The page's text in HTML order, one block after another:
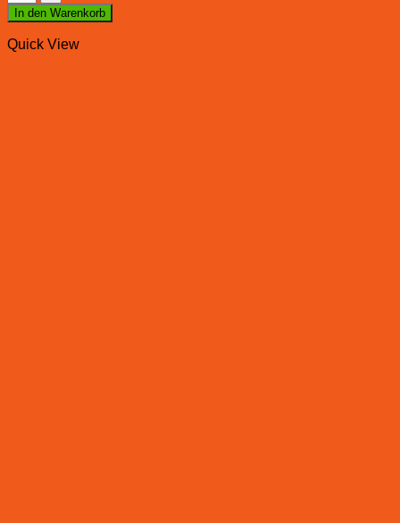
In den Warenkorb
Quick View